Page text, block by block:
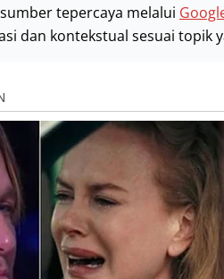
tepercaya melalui
dan kontekstual sesuai topik